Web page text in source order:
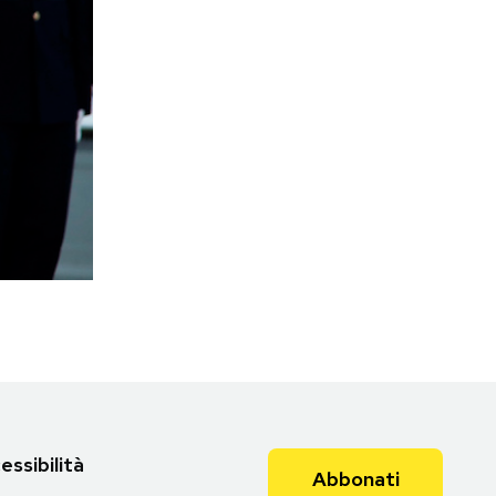
Abbonati